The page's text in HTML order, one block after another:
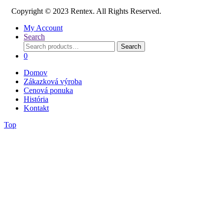
Copyright © 2023 Rentex. All Rights Reserved.
My Account
Search
Search
for:
Search
0
Domov
Zákazková výroba
Cenová ponuka
História
Kontakt
Top